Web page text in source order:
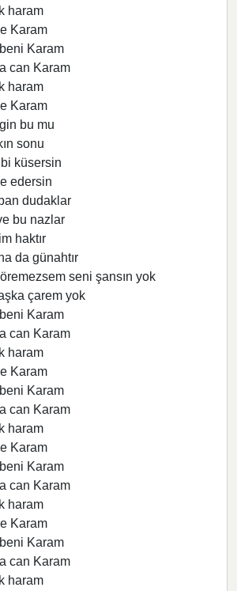
haram
Karam
Karam
can Karam
haram
Karam
bu mu
sonu
bi küsersin
edersin
dudaklar
bu nazlar
haktır
da günahtır
seni şansın yok
çarem yok
Karam
can Karam
haram
Karam
Karam
can Karam
haram
Karam
Karam
can Karam
haram
Karam
Karam
can Karam
haram